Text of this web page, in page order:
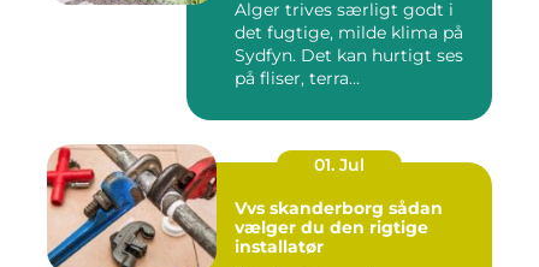
Alger trives særligt godt i
det fugtige, milde klima på
Sydfyn. Det kan hurtigt ses
på fliser, terra...
01. Jul
Vvs skanderborg sådan
vælger du den rigtige
installatør